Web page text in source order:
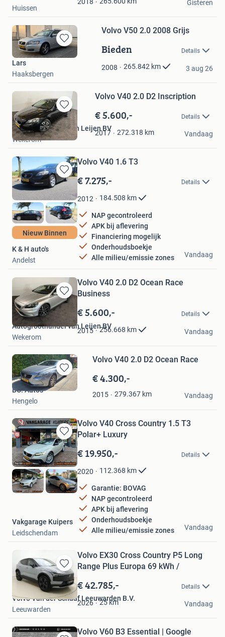
Huissen
Gisteren
Bewaren
in
Volvo V50 2.0 2008 Grijs
Bieden Details
2008 265.842 km
Lars
Haaksbergen
3 aug 26
Bewaren
in
Mijn
Favorieten
Volvo V40 2.0 D2 Inscription
€ 5.600,- Details
2017 272.318 km
Autogroothandel van Leijen BV
Wekerom
Vandaag
Bewaren
in
Mijn
Favorieten
Nieuw Binnen
Volvo V40 1.6 T3
€ 7.275,- Details
2012 184.508 km
NAP gecontroleerd
APK bij aflevering
Financiering mogelijk
Onderhoudsboekje
Alle milieu/emissie zones
K & H auto's
Andelst
Vandaag
Bewaren
in
Mijn
Favorieten
Volvo V40 2.0 D2 Ocean Race
Business
€ 5.600,- Details
2015 256.668 km
Autogroothandel van Leijen BV
Wekerom
Vandaag
Bewaren
in
Volvo V40 2.0 D2 Ocean Race
€ 4.300,-
2015 279.367 km
BO. Auto's
Hengelo
Vandaag
Bewaren
in
Mijn
Favorieten
Volvo V40 Cross Country 1.5 T3
Polar+ Luxury
€ 19.950,- Details
2020 112.368 km
Garantie: BOVAG
NAP gecontroleerd
APK bij aflevering
Onderhoudsboekje
Alle milieu/emissie zones
Vakgarage Kuipers
Leidschendam
Vandaag
Bewaren
in
Mijn
Favorieten
Volvo EX30 Cross Country P5 Long
Range Plus Europa 69 kWh /
€ 42.785,- Details
2026 25km
Volvo Van der Schaaf Leeuwarden B.V.
Leeuwarden
Vandaag
Volvo V60 B3 Essential | Google